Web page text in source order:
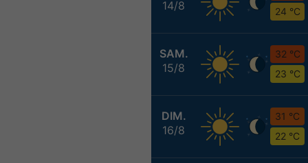
14/8
24 °C
SAM.
15/8
32 °C
23 °C
DIM.
16/8
31 °C
22 °C